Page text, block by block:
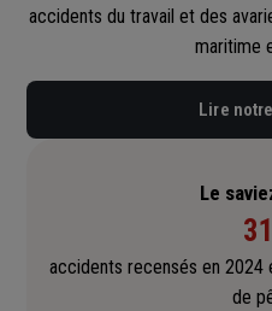
accidents du travail et des
maritime
Lire
Le
accidents recensés en 2024
de